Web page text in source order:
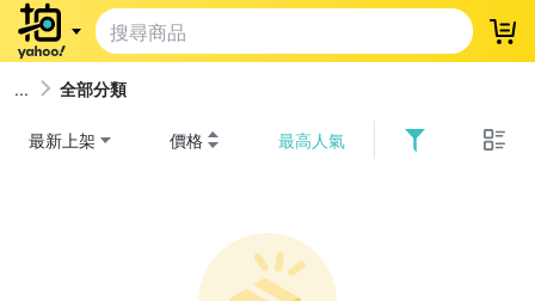
登
全部分類
最新上架 價格 最高人氣